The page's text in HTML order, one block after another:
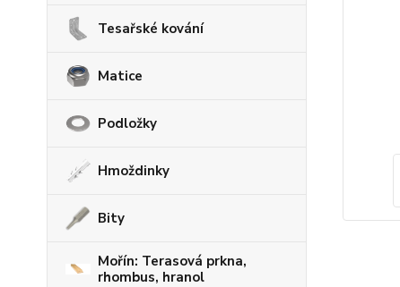
Tesařské kování
Matice
Podložky
Hmoždinky
Bity
Mořín: Terasová prkna,
rhombus, hranol